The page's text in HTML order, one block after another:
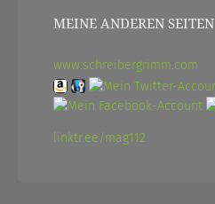
MEINE ANDEREN SEITEN
www.schreibergrimm.com
linktr.ee/mag112